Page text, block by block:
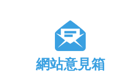
網站意見箱